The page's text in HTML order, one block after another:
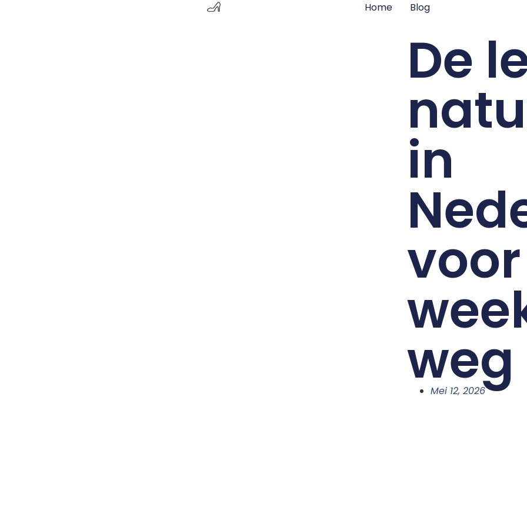
Home Blog
De
in
weg
Mei 12, 2026